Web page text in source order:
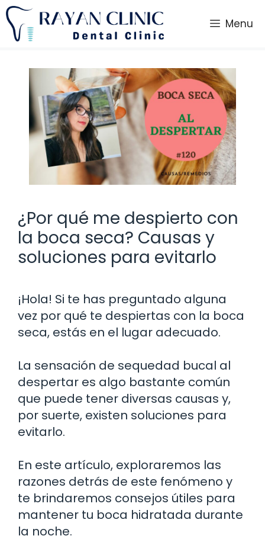
Saltar
al
contenido
Menu
¿Por qué me despierto con
la boca seca? Causas y
soluciones para evitarlo
¡Hola! Si te has preguntado alguna
vez por qué te despiertas con la boca
seca, estás en el lugar adecuado.
La sensación de sequedad bucal al
despertar es algo bastante común
que puede tener diversas causas y,
por suerte, existen soluciones para
evitarlo.
En este artículo, exploraremos las
razones detrás de este fenómeno y
te brindaremos consejos útiles para
mantener tu boca hidratada durante
la noche.